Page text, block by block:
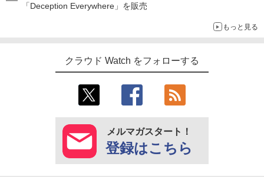
「Deception Everywhere」を販売
もっと見る
クラウド Watch をフォローする
メルマガスタート！
登録はこちら